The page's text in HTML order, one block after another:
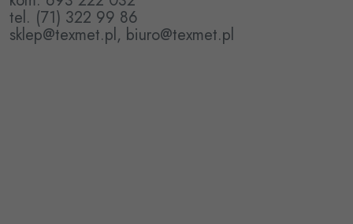
tel. (71) 322 99 86
sklep@texmet.pl, biuro@texmet.pl